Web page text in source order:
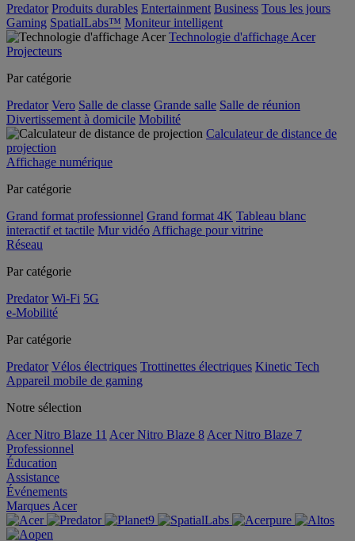
Predator Produits durables Entertainment Business Tous les jours
Gaming SpatialLabs™ Moniteur intelligent
Technologie d'affichage Acer
Projecteurs
Par catégorie
Predator Vero Salle de classe Grande salle Salle de réunion
Divertissement à domicile Mobilité
Calculateur de distance de
projection
Affichage numérique
Par catégorie
Grand format professionnel Grand format 4K Tableau blanc
interactif et tactile Mur vidéo Affichage pour vitrine
Réseau
Par catégorie
Predator Wi-Fi 5G
e-Mobilité
Par catégorie
Predator Vélos électriques Trottinettes électriques Kinetic Tech
Appareil mobile de gaming
Notre sélection
Acer Nitro Blaze 11 Acer Nitro Blaze 8 Acer Nitro Blaze 7
Professionnel
Éducation
Assistance
Événements
Marques Acer